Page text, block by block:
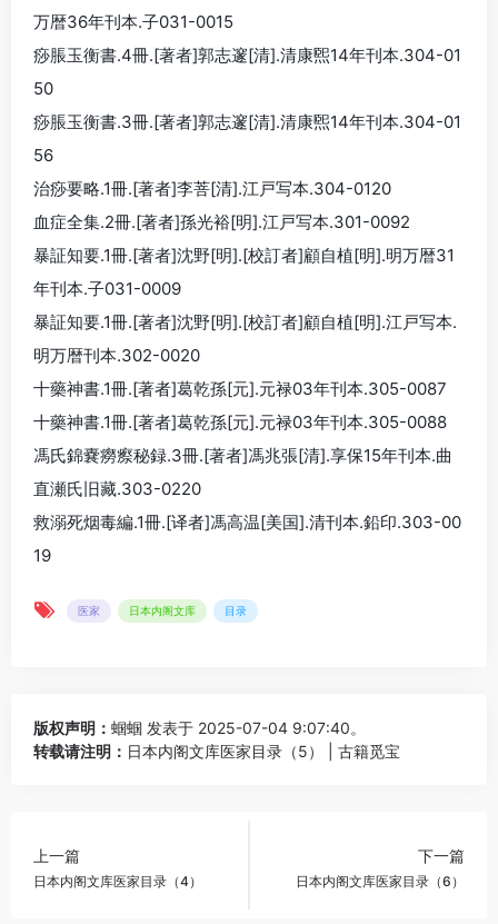
万暦36年刊本.子031-0015
痧脹玉衡書.4冊.[著者]郭志邃[清].清康煕14年刊本.304-01
50
痧脹玉衡書.3冊.[著者]郭志邃[清].清康煕14年刊本.304-01
56
治痧要略.1冊.[著者]李菩[清].江戸写本.304-0120
血症全集.2冊.[著者]孫光裕[明].江戸写本.301-0092
暴証知要.1冊.[著者]沈野[明].[校訂者]顧自植[明].明万暦31
年刊本.子031-0009
暴証知要.1冊.[著者]沈野[明].[校訂者]顧自植[明].江戸写本.
明万暦刊本.302-0020
十藥神書.1冊.[著者]葛乾孫[元].元禄03年刊本.305-0087
十藥神書.1冊.[著者]葛乾孫[元].元禄03年刊本.305-0088
馮氏錦嚢癆瘵秘録.3冊.[著者]馮兆張[清].享保15年刊本.曲
直瀬氏旧藏.303-0220
救溺死烟毒編.1冊.[译者]馮高温[美国].清刊本.鉛印.303-00
19
医家 日本内阁文库 目录
版权声明： 蝈蝈 发表于 2025-07-04 9:07:40。
转载请注明： 日本内阁文库医家目录（5） | 古籍觅宝
上一篇
日本内阁文库医家目录（4）
下一篇
日本内阁文库医家目录（6）